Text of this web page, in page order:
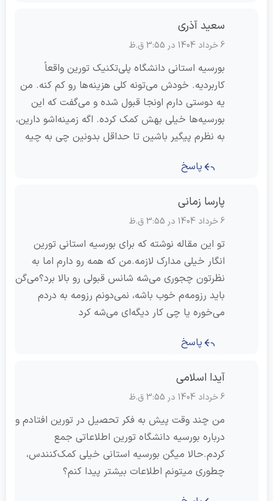
سعید آذری
بورسیه استانی دانشگاه پلی‌تکنیک تورین واقعاً
کاربردیه. خودش می‌تونه کلی هزینه‌ها رو کم کنه. من
یه دوستی دارم اونجا قبول شده و می‌گفت که این
بورسیه‌ها خیلی بهش کمک کرده. اگه زمینه‌اشو دارین،
به نظرم پیگیر باشین تا حداقل بدونین چی به چیه
پاسخ
پارسا زمانی
تو این مقاله نوشته که برای بورسیه استانی تورین
انگار خیلی مدارک لازمه.من که همه رو دارم اما به
نظرتون چجوری می‌شه شانس قبولی رو بالا برد؟می‌گن
باید رزومه‌م خوب باشه، نمی‌دونم رزومه به دردم
می‌خوره یا چی کار دیگه‌ای می‌شه کرد
پاسخ
آیدا اسلامی
من چند وقت پیش به فکر تحصیل در تورین افتادم و
درباره بورسیه دانشگاه تورین اطلاعاتی جمع
کردم.حالا میگن بورسیه استانی خیلی کمک‌کنندس،
چطوری میتونم اطلاعات بیشتر پیدا کنم؟